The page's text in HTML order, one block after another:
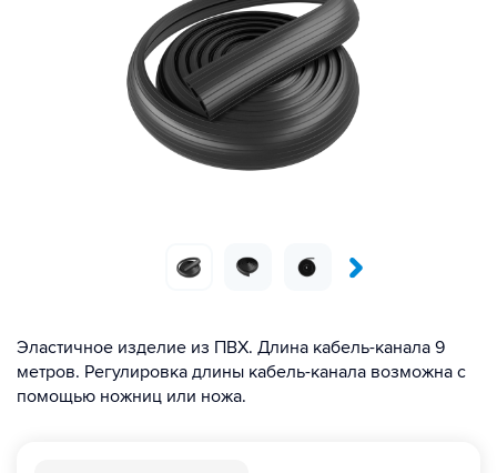
Эластичное изделие из ПВХ. Длина кабель-канала 9
метров. Регулировка длины кабель-канала возможна с
помощью ножниц или ножа.